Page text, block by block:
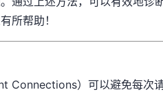
所帮助！
Connections）可以避免每次